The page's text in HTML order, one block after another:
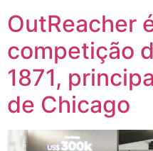
OutReacher
competição
1871,
de Chicago